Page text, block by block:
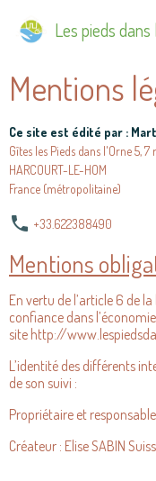
Les pieds
Mentions
Ce site est édité par :
Gîtes les Pieds dans l'Orne 5, 7
HARCOURT-LE-HOM
France (métropolitaine)
+33.622388490
Mentions
En vertu de l’article 6 de
confiance dans
site http://
L’identité des différents
de son suivi :
Propriétaire et
Créateur : Elise SABIN